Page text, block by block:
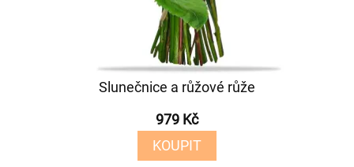
Slunečnice a růžové růže
979 Kč
KOUPIT